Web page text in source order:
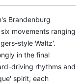
Brandenburg
movements ranging
style Waltz'.
in the final
driving rhythms and
spirit, each